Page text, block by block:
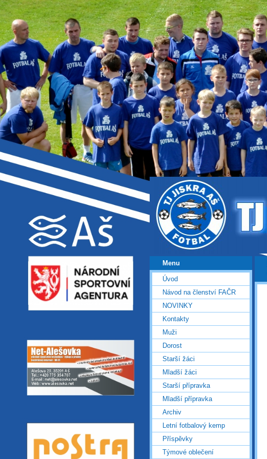
Menu
Úvod
Návod na členství FAČR
NOVINKY
Kontakty
Muži
Dorost
Starší žáci
Mladší žáci
Starší přípravka
Mladší přípravka
Archiv
Letní fotbalový kemp
Příspěvky
Týmové oblečení